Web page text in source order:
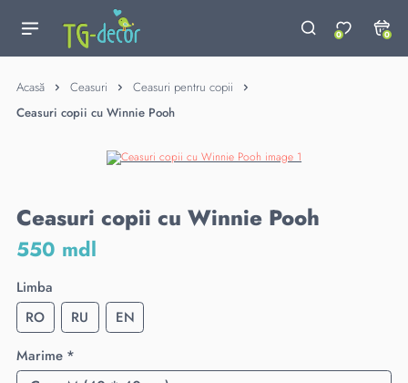
0 0
Acasă Ceasuri
Ceasuri pentru copii
Ceasuri copii cu Winnie Pooh
Ceasuri copii cu Winnie Pooh
550 mdl
Limba
RO
RU
EN
Marime *